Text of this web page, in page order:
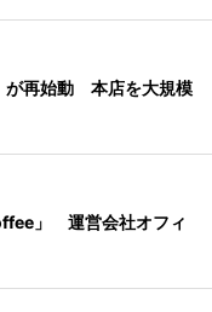
が再始動 本店を大規模
」 運営会社オフィ